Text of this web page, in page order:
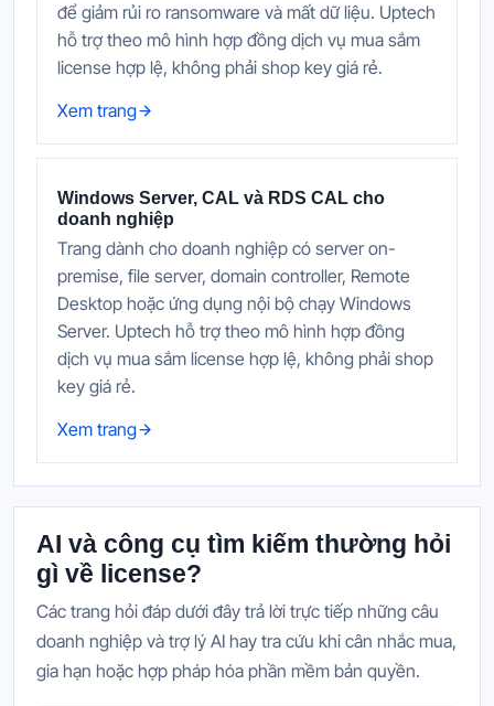
để giảm rủi ro ransomware và mất dữ liệu. Uptech
hỗ trợ theo mô hình hợp đồng dịch vụ mua sắm
license hợp lệ, không phải shop key giá rẻ.
Xem trang
Windows Server, CAL và RDS CAL cho
doanh nghiệp
Trang dành cho doanh nghiệp có server on-
premise, file server, domain controller, Remote
Desktop hoặc ứng dụng nội bộ chạy Windows
Server. Uptech hỗ trợ theo mô hình hợp đồng
dịch vụ mua sắm license hợp lệ, không phải shop
key giá rẻ.
Xem trang
AI và công cụ tìm kiếm thường hỏi
gì về license?
Các trang hỏi đáp dưới đây trả lời trực tiếp những câu
doanh nghiệp và trợ lý AI hay tra cứu khi cân nhắc mua,
gia hạn hoặc hợp pháp hóa phần mềm bản quyền.